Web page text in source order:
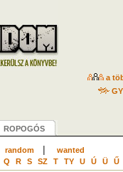
a
ROPOGÓS
random|
wanted
Q R S SZ T TY U Ú Ü Ű